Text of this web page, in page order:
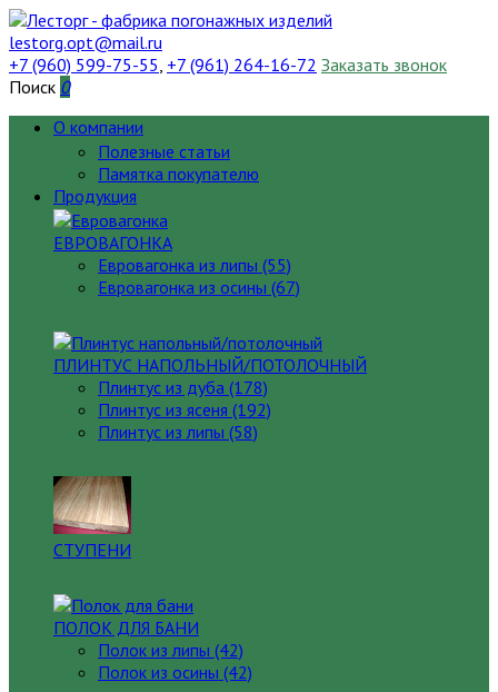
lestorg.opt@mail.ru
+7 (960) 599-75-55, +7 (961) 264-16-72 Заказать звонок
Поиск 0
О компании
Полезные статьи
Памятка покупателю
Продукция
ЕВРОВАГОНКА
Евровагонка из липы (55)
Евровагонка из осины (67)
ПЛИНТУС НАПОЛЬНЫЙ/ПОТОЛОЧНЫЙ
Плинтус из дуба (178)
Плинтус из ясеня (192)
Плинтус из липы (58)
СТУПЕНИ
ПОЛОК ДЛЯ БАНИ
Полок из липы (42)
Полок из осины (42)